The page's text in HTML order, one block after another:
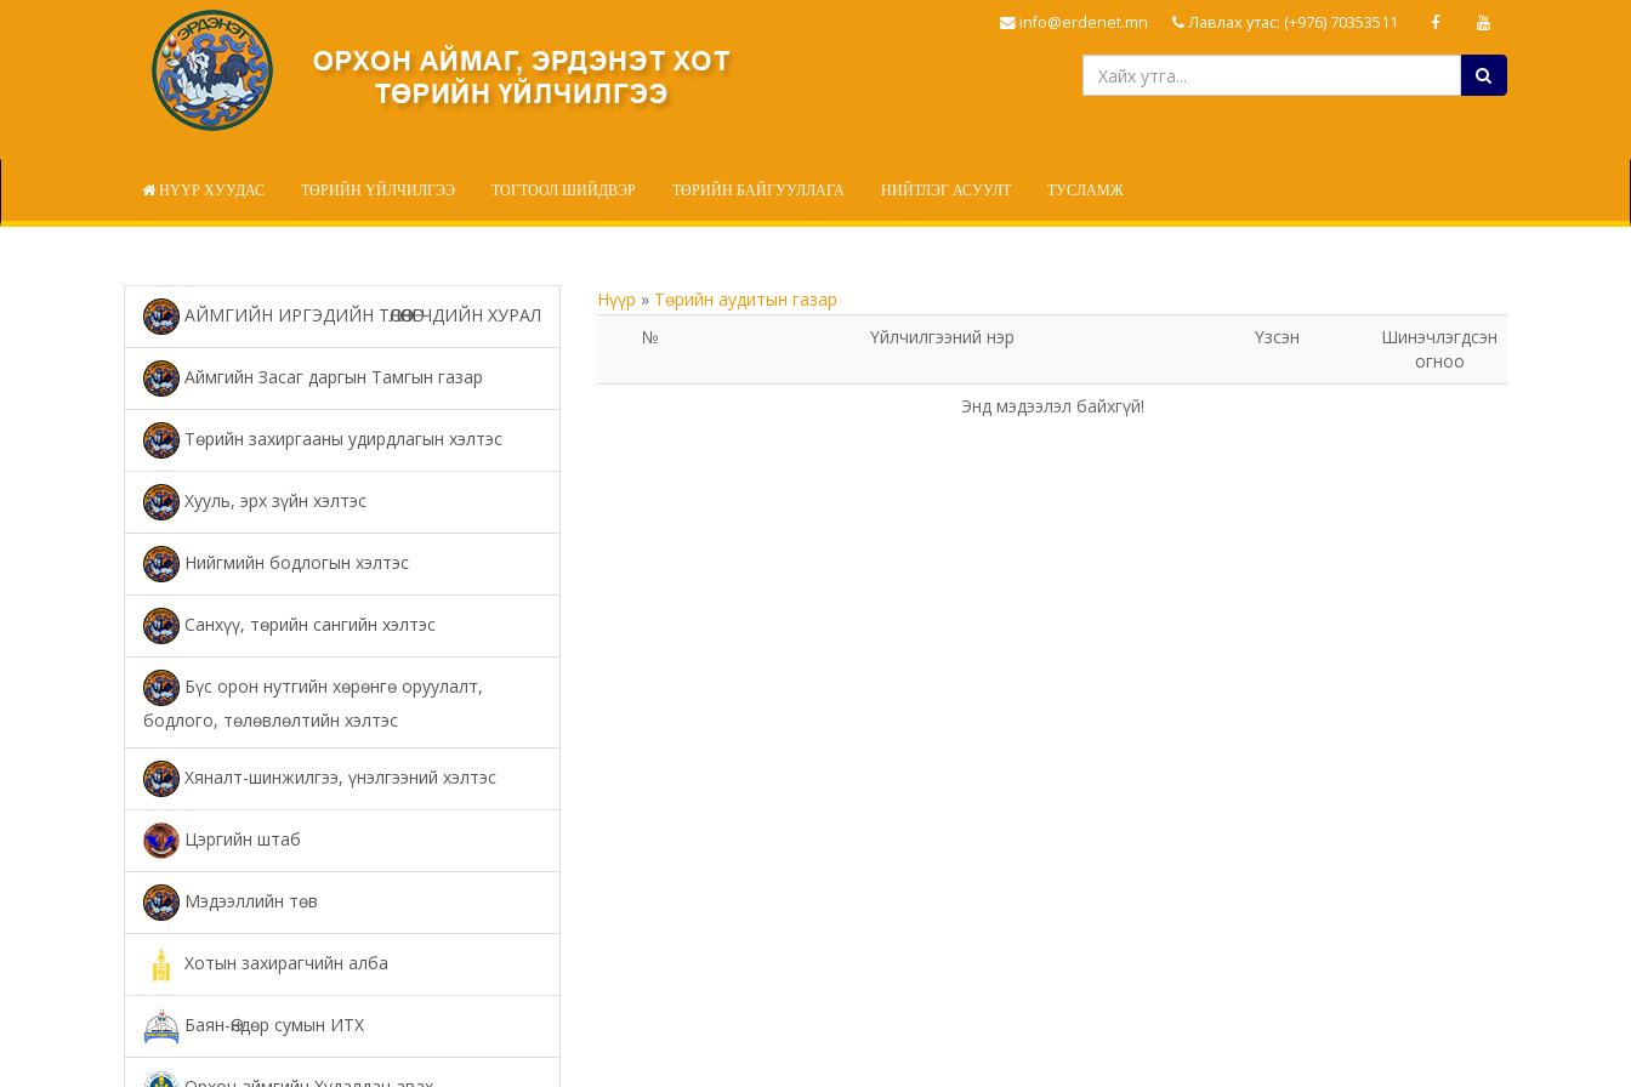
info@erdenet.mn Лавлах утас: (+976) 70353511
НҮҮР ХУУДАС ТӨРИЙН ҮЙЛЧИЛГЭЭ ТОГТООЛ ШИЙДВЭР ТӨРИЙН БАЙГУУЛЛАГА НИЙТЛЭГ АСУУЛТ ТУСЛАМЖ
АЙМГИЙН ИРГЭДИЙН ТӨЛӨӨЛӨГЧДИЙН ХУРАЛ
Аймгийн Засаг даргын Тамгын газар
Төрийн захиргааны удирдлагын хэлтэс
Хууль, эрх зүйн хэлтэс
Нийгмийн бодлогын хэлтэс
Санхүү, төрийн сангийн хэлтэс
Бүс орон нутгийн хөрөнгө оруулалт,
бодлого, төлөвлөлтийн хэлтэс
Хяналт-шинжилгээ, үнэлгээний хэлтэс
Цэргийн штаб
Мэдээллийн төв
Хотын захирагчийн алба
Баян-Өндөр сумын ИТХ
Нүүр » Төрийн аудитын газар
№
Үйлчилгээний нэр Үзсэн
Шинэчлэгдсэн
огноо
Энд мэдээлэл байхгүй!